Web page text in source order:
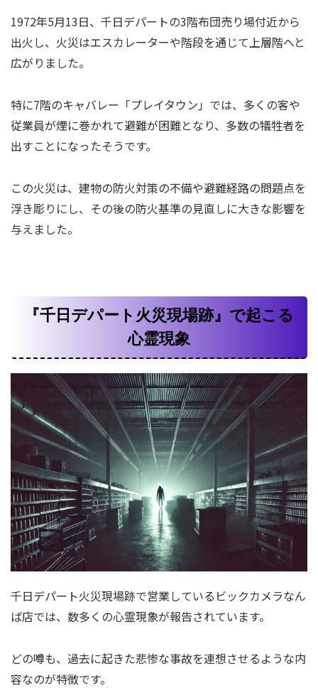
1972年5月13日、千日デパートの3階布団売り場付近から
出火し、火災はエスカレーターや階段を通じて上層階へと
広がりました。
特に7階のキャバレー「プレイタウン」では、多くの客や
従業員が煙に巻かれて避難が困難となり、多数の犠牲者を
出すことになったそうです。
この火災は、建物の防火対策の不備や避難経路の問題点を
浮き彫りにし、その後の防火基準の見直しに大きな影響を
与えました。
『千日デパート火災現場跡』で起こる
心霊現象
千日デパート火災現場跡で営業しているビックカメラなん
ば店では、数多くの心霊現象が報告されています。
どの噂も、過去に起きた悲惨な事故を連想させるような内
容なのが特徴です。